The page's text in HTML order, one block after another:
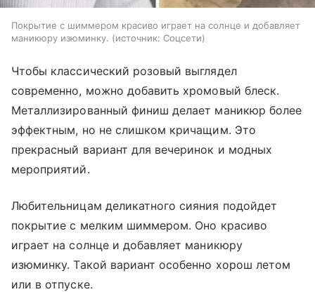
Покрытие с шиммером красиво играет на солнце и добавляет
маникюру изюминку.
источник: Соцсети
Чтобы классический розовый выглядел
современно, можно добавить хромовый блеск.
Металлизированный финиш делает маникюр более
эффектным, но не слишком кричащим. Это
прекрасный вариант для вечеринок и модных
мероприятий.
Любительницам деликатного сияния подойдет
покрытие с мелким шиммером. Оно красиво
играет на солнце и добавляет маникюру
изюминку. Такой вариант особенно хорош летом
или в отпуске.